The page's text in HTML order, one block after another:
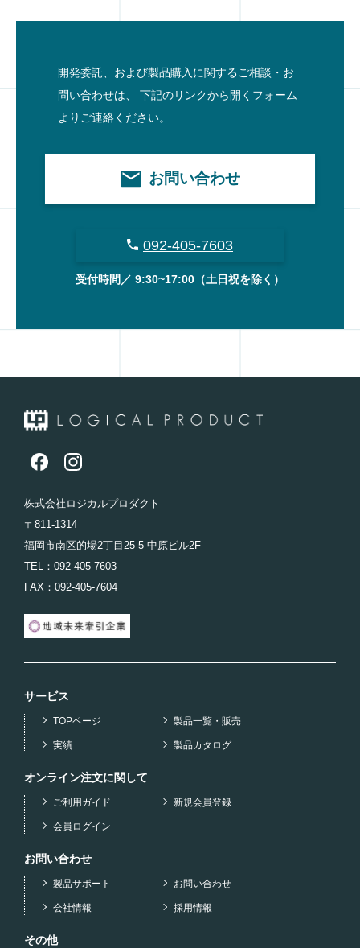
開発委託、および製品購入に関するご相談・お
問い合わせは、
下記のリンクから開くフォーム
よりご連絡ください。
お問い合わせ
092-405-7603
受付時間／ 9:30~17:00 （土日祝を除く）
株式会社ロジカルプロダクト
〒811-1314
福岡市南区的場2丁目25-5 中原ビル2F
TEL： 092-405-7603
FAX：092-405-7604
サービス
TOPページ 製品一覧・販売
実績 製品カタログ
オンライン注文に関して
ご利用ガイド 新規会員登録
会員ログイン
お問い合わせ
製品サポート お問い合わせ
会社情報 採用情報
その他